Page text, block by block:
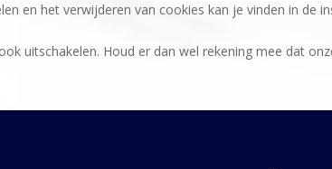
en het verwijderen van cookies kan je vinden in de
uitschakelen. Houd er dan wel rekening mee dat